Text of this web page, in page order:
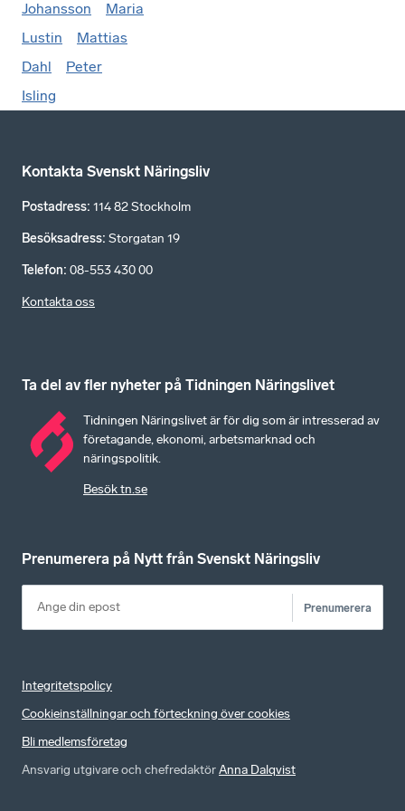
Johansson
Maria
Lustin
Mattias
Dahl
Peter
Isling
Kontakta Svenskt Näringsliv
Postadress: 114 82 Stockholm
Besöksadress: Storgatan 19
Telefon: 08-553 430 00
Kontakta oss
Ta del av fler nyheter på Tidningen Näringslivet
Tidningen Näringslivet är för dig som är intresserad av
företagande, ekonomi, arbetsmarknad och
näringspolitik.
Besök tn.se
Prenumerera på Nytt från Svenskt Näringsliv
Prenumerera
Integritetspolicy
Cookieinställningar och förteckning över cookies
Bli medlemsföretag
Ansvarig utgivare och chefredaktörAnna Dalqvist